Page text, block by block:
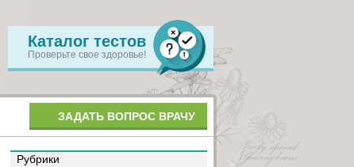
Каталог тестов
Проверьте свое здоровье!
ЗАДАТЬ ВОПРОС ВРАЧУ
Рубрики